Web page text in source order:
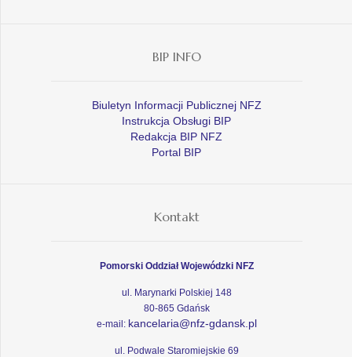
BIP INFO
Biuletyn Informacji Publicznej NFZ
Instrukcja Obsługi BIP
Redakcja BIP NFZ
Portal BIP
Kontakt
Pomorski Oddział Wojewódzki NFZ
ul. Marynarki Polskiej 148
80-865 Gdańsk
e-mail: kancelaria@nfz-gdansk.pl
ul. Podwale Staromiejskie 69